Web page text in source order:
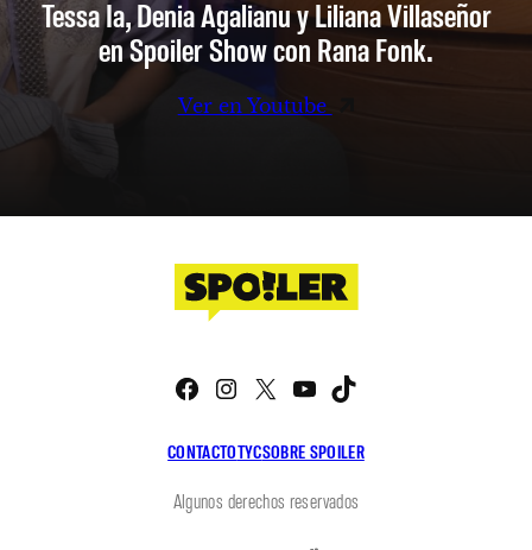
Tessa Ia, Denia Agalianu y Liliana Villaseñor
en Spoiler Show con Rana Fonk.
Ver en Youtube
CONTACTOTYCSOBRE SPOILER
Facebook
Instagram
X YouTube
Algunos derechos reservados